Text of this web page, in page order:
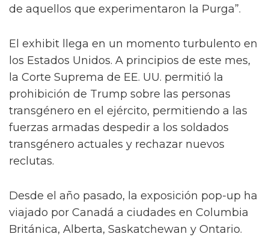
de aquellos que experimentaron la Purga”.
El exhibit llega en un momento turbulento en
los Estados Unidos. A principios de este mes,
la Corte Suprema de EE. UU. permitió la
prohibición de Trump sobre las personas
transgénero en el ejército, permitiendo a las
fuerzas armadas despedir a los soldados
transgénero actuales y rechazar nuevos
reclutas.
Desde el año pasado, la exposición pop-up ha
viajado por Canadá a ciudades en Columbia
Británica, Alberta, Saskatchewan y Ontario.